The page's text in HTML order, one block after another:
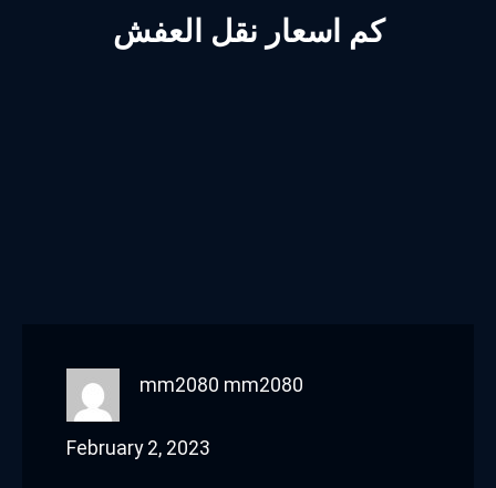
كم اسعار نقل العفش
mm2080 mm2080
February 2, 2023